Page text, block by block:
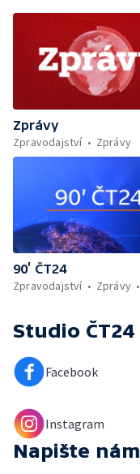
Zprávy
Zpravodajství
Zprávy
90’ ČT24
Zpravodajství
Zprávy
Studio ČT24
Facebook
Instagram
Napište nám